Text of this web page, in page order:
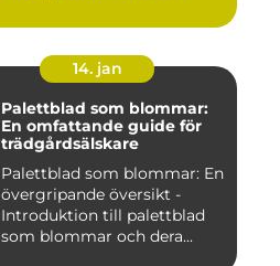
14. jan
Palettblad som blommar:
En omfattande guide för
trädgårdsälskare
Palettblad som blommar: En
övergripande översikt -
Introduktion till palettblad
som blommar och dera...